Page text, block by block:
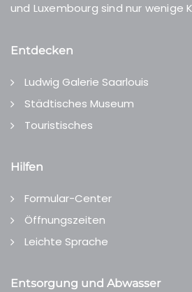
und Luxembourg sind nur wenige
Entdecken
Ludwig Galerie Saarlouis
Städtisches Museum
Touristisches
Hilfen
Formular-Center
Öffnungszeiten
Leichte Sprache
Entsorgung und Abwasser